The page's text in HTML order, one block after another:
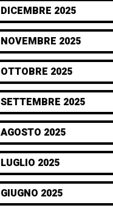
DICEMBRE 2025
NOVEMBRE 2025
OTTOBRE 2025
SETTEMBRE 2025
AGOSTO 2025
LUGLIO 2025
GIUGNO 2025